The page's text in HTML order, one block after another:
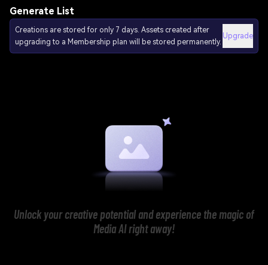
Generate List
Creations are stored for only 7 days. Assets created after
upgrading to a Membership plan will be stored permanently.
Upgrade
Unlock your creative potential and experience the magic of
Media AI right away!